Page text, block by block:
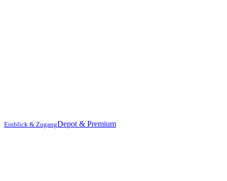
Einblick & ZugangDepot & Premium